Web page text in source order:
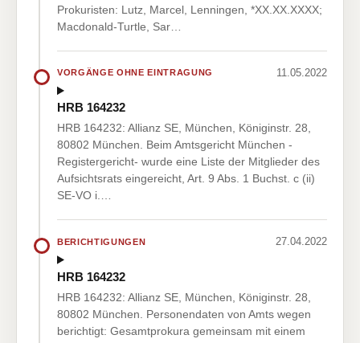
Prokuristen: Lutz, Marcel, Lenningen, *XX.XX.XXXX;
Macdonald-Turtle, Sar…
VORGÄNGE OHNE EINTRAGUNG 11.05.2022
HRB 164232
HRB 164232: Allianz SE, München, Königinstr. 28,
80802 München. Beim Amtsgericht München -
Registergericht- wurde eine Liste der Mitglieder des
Aufsichtsrats eingereicht, Art. 9 Abs. 1 Buchst. c (ii)
SE-VO i.…
BERICHTIGUNGEN 27.04.2022
HRB 164232
HRB 164232: Allianz SE, München, Königinstr. 28,
80802 München. Personendaten von Amts wegen
berichtigt: Gesamtprokura gemeinsam mit einem